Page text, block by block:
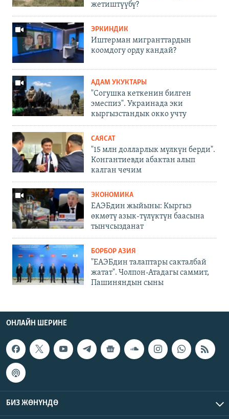
жетиштүүбү?
ЭРКИНДИК
Иштерман мигранттардын
коомдогу орду кандай?
АДАМ УКУКТАРЫ
"Согушка кеткенин билген
эмеспиз". Украинада эки
кыргызстандык окко учту
САЯСАТ
"15 млн долларлык мүлкүн берди".
Конгантиевди абактан алып
калган чечим
ЭКОНОМИКА
ЕАЭБдин жыйыны: Кыргыз
өкмөтү азык-түлүктүн баасына
тынчсызданат
БОРБОР АЗИЯ
"ЕАЭБдин талаптары сакталбай
жатат". Чолпон-Атадагы саммит,
Пашиняндын сыны
ОНЛАЙН ШЕРИНЕ
БИЗ ЖӨНҮНДӨ